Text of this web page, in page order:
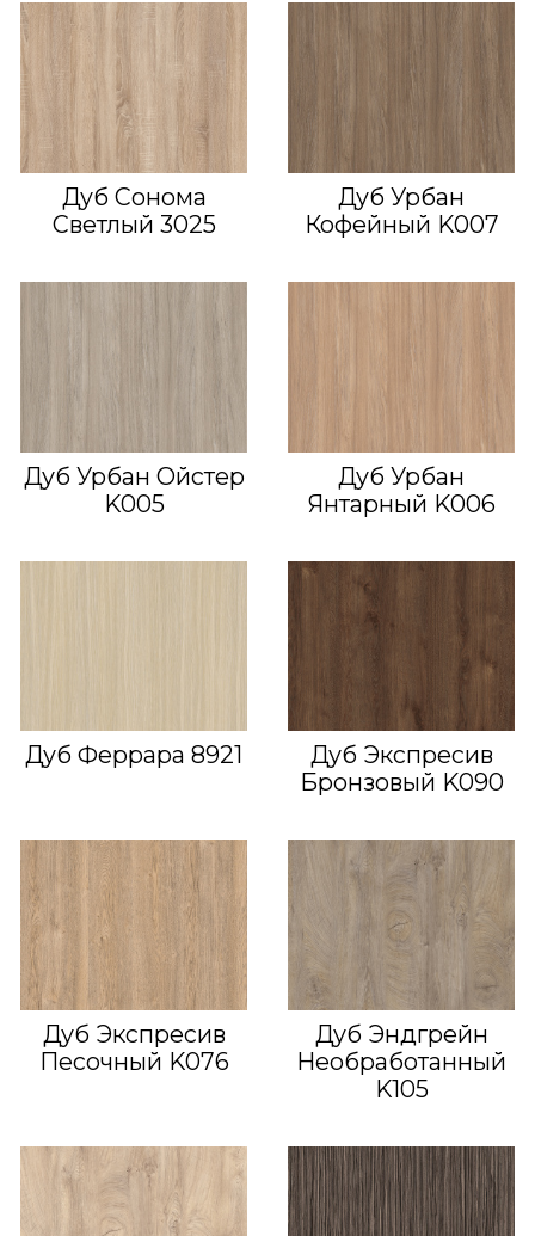
Дуб Сонома
Светлый 3025
Дуб Урбан
Кофейный K007
Дуб Урбан Ойстер
K005
Дуб Урбан
Янтарный K006
Дуб Феррара 8921
Дуб Экспресив
Бронзовый K090
Дуб Экспресив
Песочный K076
Дуб Эндгрейн
Необработанный
K105